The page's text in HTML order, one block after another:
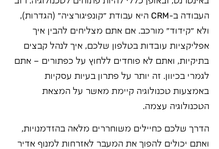
העבודה ב-CRM היא עבודת "קונפיגורציה" (הגדרות),
ולא "קידוד" מורכב. אם אתם מצליחים להבין איך
אפליקציות עובדות בטלפון שלכם, איך לנהל קבצים
בתיקיות, ואתם לא פוחדים ללחוץ על כפתורים – אתם
לגמרי בכיוון. זה יותר על פתרון בעיות עסקיות
באמצעות טכנולוגיה קיימת מאשר על המצאת
הטכנולוגיה עצמה.
הדרך שלכם כחיילים משוחררים מלאה בהזדמנויות,
ואתם יכולים להפוך את המעבר לאזרחות למנוף אדיר